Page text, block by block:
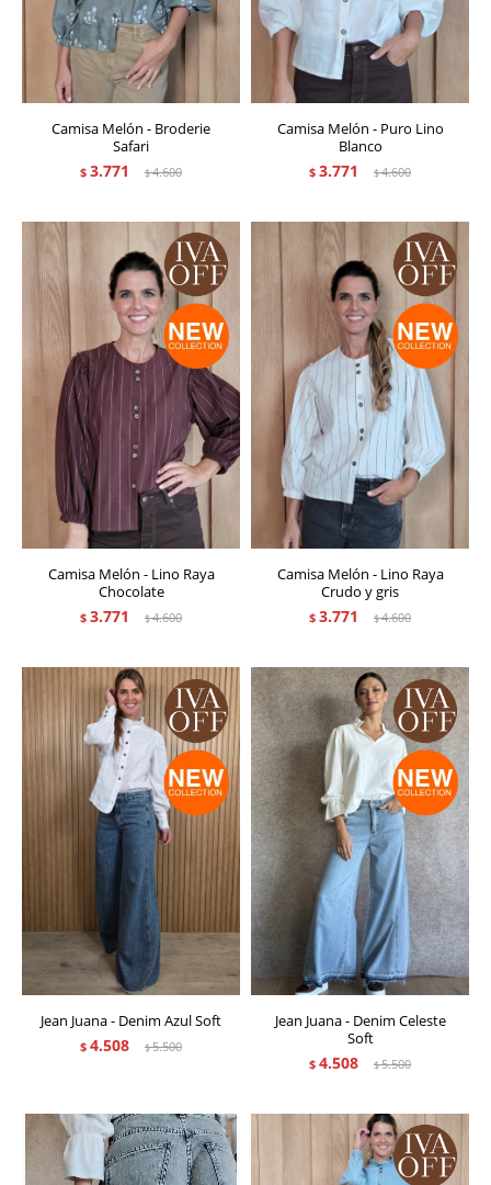
Camisa Melón - Broderie
Safari
$ 3.771 $4.600
Camisa Melón - Puro Lino
Blanco
$ 3.771 $4.600
Camisa Melón - Lino Raya
Chocolate
$ 3.771 $4.600
Camisa Melón - Lino Raya
Crudo y gris
$ 3.771 $4.600
Jean Juana - Denim Azul Soft
$ 4.508 $5.500
Jean Juana - Denim Celeste
Soft
$ 4.508 $5.500